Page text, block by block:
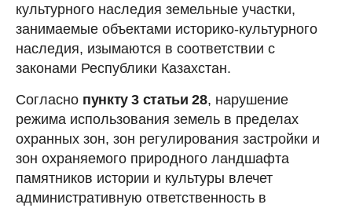
культурного наследия земельные участки,
занимаемые объектами историко-культурного
наследия, изымаются в соответствии с
законами Республики Казахстан.
Согласно пункту 3 статьи 28, нарушение
режима использования земель в пределах
охранных зон, зон регулирования застройки и
зон охраняемого природного ландшафта
памятников истории и культуры влечет
административную ответственность в